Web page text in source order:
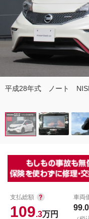
平成28年式 ノート
支払総額
109.3万円
車両
99.0